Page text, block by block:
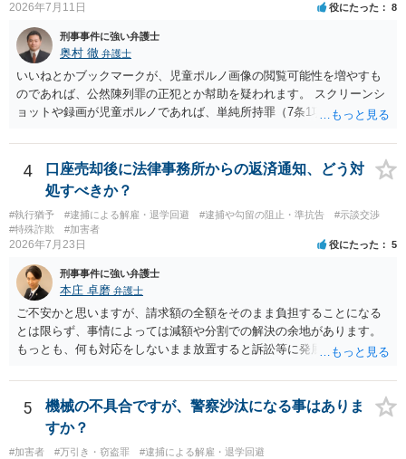
2026年7月11日 役にたった 8
刑事事件に強い弁護士
奥村 徹 弁護士
いいねとかブックマークが、児童ポルノ画像の閲覧可能性を増やすも
のであれば、公然陳列罪の正犯とか幇助を疑われます。 スクリーンシ
ョットや録画が児童ポルノであれば、単純所持罪（7条1項）になりま
ポルノ画像の陳列者の関連先として、任意で取調を受けた人はいま
す。 snsのサーバー凍結の具体的理由はわかりませんが、児童ポルノ
であれば、日本警察に連絡されて、日本の刑罰法規に触れる点があれ
ば、捜査を受けることがあります。
4
口座売却後に法律事務所からの返済通知、どう対
処すべきか？
#執行猶予 #逮捕による解雇・退学回避 #逮捕や勾留の阻止・準抗告
#示談交渉
#特殊詐欺
#加害者
2026年7月23日 役にたった 5
刑事事件に強い弁護士
本庄 卓磨 弁護士
ご不安かと思いますが、請求額の全額をそのまま負担することになる
とは限らず、事情によっては減額や分割での解決の余地があります。
もっとも、何も対応をしないまま放置すると訴訟等に発展してしまう
めします。
5
機械の不具合ですが、警察沙汰になる事はありま
すか？
#加害者 #万引き・窃盗罪
#逮捕による解雇・退学回避